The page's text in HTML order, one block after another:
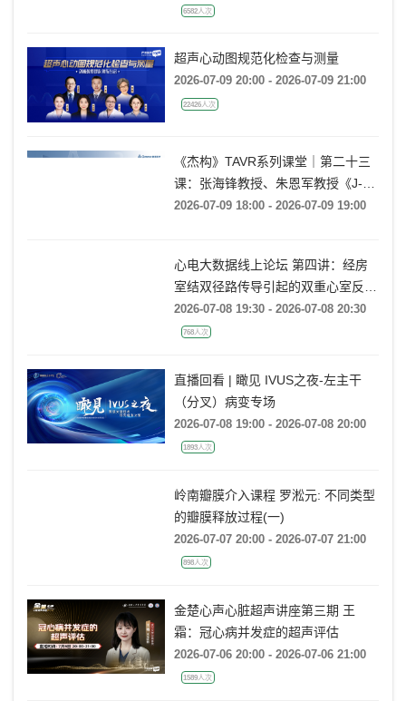
2026-07-08 08:30 - 2026-07-10 18:00
超声心动图规范化检查与测量
2026-07-09 20:00 - 2026-07-09 21:00
《杰构》TAVR系列课堂｜第二十三
课：张海锋教授、朱恩军教授《J-
心电大数据线上论坛 第四讲：经房
室结双径路传导引起的双重心室反应
(非折返)的心电图特征及大数据案例
2026-07-08 19:30 - 2026-07-08 20:30
直播回看 | 瞰见 IVUS之夜-左主干
（分叉）病变专场
2026-07-08 19:00 - 2026-07-08 20:00
岭南瓣膜介入课程 罗淞元: 不同类型
的瓣膜释放过程(一)
2026-07-07 20:00 - 2026-07-07 21:00
金楚心声心脏超声讲座第三期 王
霜：冠心病并发症的超声评估
2026-07-06 20:00 - 2026-07-06 21:00